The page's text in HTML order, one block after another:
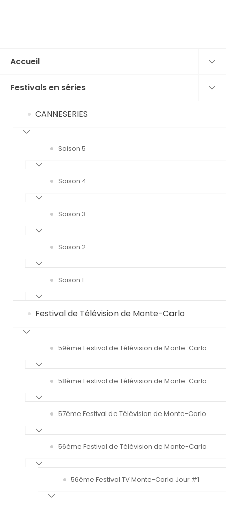
Accueil
Festivals en séries
CANNESERIES
Saison 5
Saison 4
Saison 3
Saison 2
Saison 1
Festival de Télévision de Monte-Carlo
59ème Festival de Télévision de Monte-Carlo
58ème Festival de Télévision de Monte-Carlo
57ème Festival de Télévision de Monte-Carlo
56ème Festival de Télévision de Monte-Carlo
56ème Festival TV Monte-Carlo Jour #1